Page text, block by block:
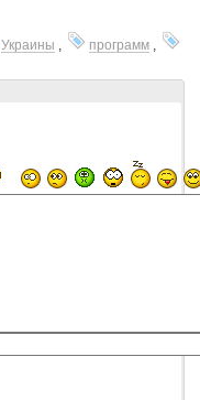
Украины , программ ,